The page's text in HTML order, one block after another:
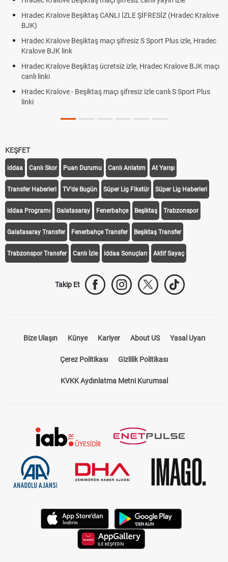
Hradec Kralove Beşiktaş CANLI İZLE ŞİFRESİZ (Hradec Kralove
BJK)
Hradec Kralove Beşiktaş maçı şifresiz S Sport Plus izle, Hradec
Kralove BJK link
Hradec Kralove Beşiktaş ücretsiz izle, Hradec Kralove BJK maçı
canlı linki
Hradec Kralove - Beşiktaş maçı şifresiz izle canlı S Sport Plus
linki
KEŞFET
iddaa Canlı Skor Puan Durumu Canlı Anlatım At Yarışı
Transfer Haberleri TV'de Bugün Süper Lig Fikstür Süper Lig Haberleri
iddaa Programı Galatasaray Fenerbahçe Beşiktaş Trabzonspor
Galatasaray Transfer Fenerbahçe Transfer Beşiktaş Transfer
Trabzonspor Transfer Canlı İzle iddaa Sonuçları Aktif Sayaç
Takip Et
Bize Ulaşın Künye Kariyer About US Yasal Uyarı
Çerez Politikası Gizlilik Politikası
KVKK Aydınlatma Metni Kurumsal